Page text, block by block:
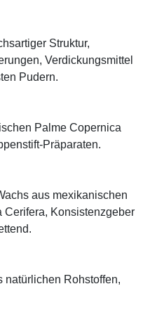
Struktur,
Verdickungsmittel
Pudern.
Palme Copernica
Präparaten.
aus mexikanischen
Cerifera, Konsistenzgeber
natürlichen Rohstoffen,